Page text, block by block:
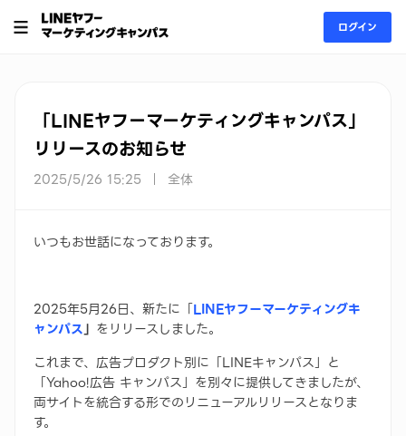
ログイン
お知らせ
「LINEヤフーマーケティングキャンパス」
リリースのお知らせ
2025/5/26 15:25 全体
いつもお世話になっております。
2025年5月26日、新たに「LINEヤフーマーケティングキ
ャンパス」 をリリースしました。
これまで、広告プロダクト別に「LINEキャンパス」と
「Yahoo!広告 キャンパス」を別々に提供してきましたが、
両サイトを統合する形でのリニューアルリリースとなりま
す。